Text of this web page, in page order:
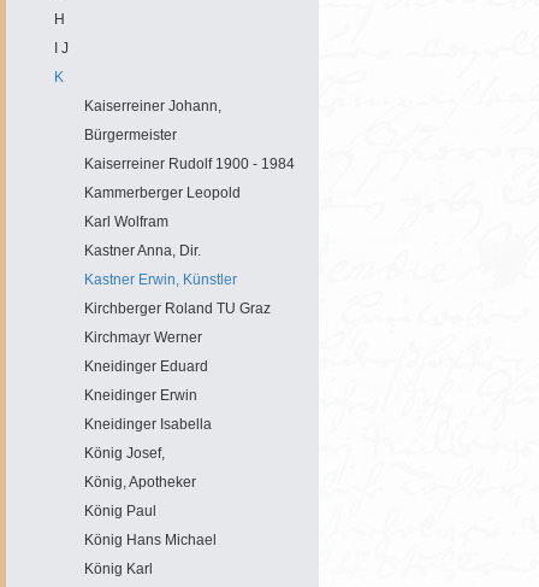
H
I J
K
Kaiserreiner Johann,
Bürgermeister
Kaiserreiner Rudolf 1900 - 1984
Kammerberger Leopold
Karl Wolfram
Kastner Anna, Dir.
Kastner Erwin, Künstler
Kirchberger Roland TU Graz
Kirchmayr Werner
Kneidinger Eduard
Kneidinger Erwin
Kneidinger Isabella
König Josef,
König, Apotheker
König Paul
König Hans Michael
König Karl